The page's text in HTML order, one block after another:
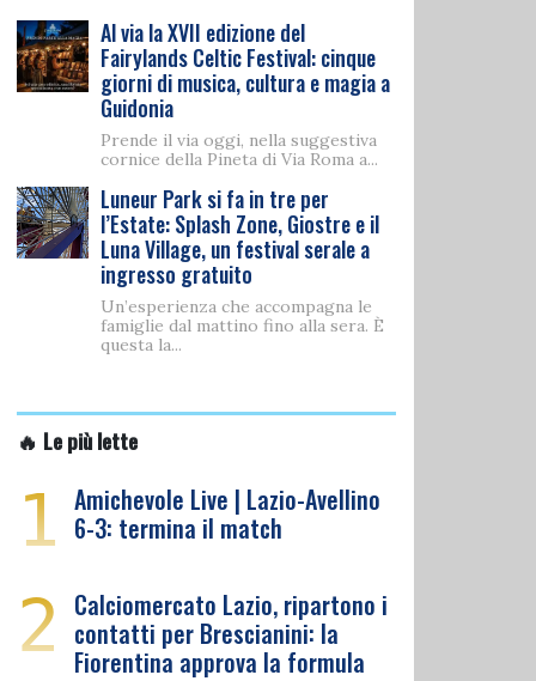
Al via la XVII edizione del
Fairylands Celtic Festival: cinque
giorni di musica, cultura e magia a
Guidonia
Prende il via oggi, nella suggestiva
cornice della Pineta di Via Roma a...
Luneur Park si fa in tre per
l’Estate: Splash Zone, Giostre e il
Luna Village, un festival serale a
ingresso gratuito
Un’esperienza che accompagna le
famiglie dal mattino fino alla sera. È
questa la...
🔥 Le più lette
1 Amichevole Live | Lazio-Avellino
6-3: termina il match
2 Calciomercato Lazio, ripartono i
contatti per Brescianini: la
Fiorentina approva la formula